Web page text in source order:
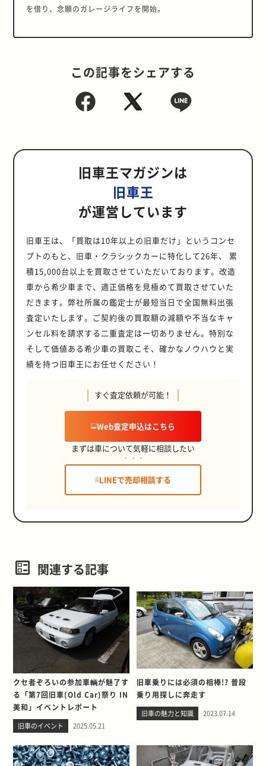
を借り、念願のガレージライフを開始。
この記事をシェアする
旧車王マガジンは
旧車王
が運営しています
旧車王は、「買取は10年以上の旧車だけ」というコンセ
プトのもと、旧車・クラシックカーに特化して26年、 累
積15,000台以上を買取させていただいております。改造
車から希少車まで、適正価格を見極めて買取させていた
だきます。弊社所属の鑑定士が最短当日で全国無料出張
査定いたします。ご契約後の買取額の減額や不当なキャ
ンセル料を請求する二重査定は一切ありません。特別な
そして価値ある希少車の買取こそ、確かなノウハウと実
績を持つ旧車王にお任せください！
すぐ査定依頼が可能！
Web査定申込はこちら
まずは車について気軽に相談したい
LINEで売却相談する
関連する記事
クセ者ぞろいの参加車輌が魅了す
る「第7回旧車(Old Car)祭り IN
美和」イベントレポート
旧車のイベント 2025.05.21
旧車乗りには必須の相棒!? 普段
乗り用探しに奔走す
旧車の魅力と知識 2023.07.14